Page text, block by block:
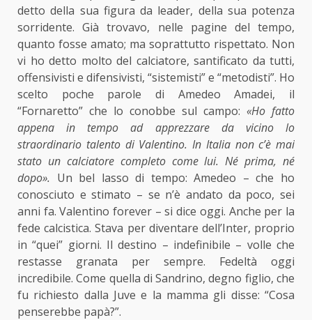
detto della sua figura da leader, della sua potenza
sorridente. Già trovavo, nelle pagine del tempo,
quanto fosse amato; ma soprattutto rispettato. Non
vi ho detto molto del calciatore, santificato da tutti,
offensivisti e difensivisti, “sistemisti” e “metodisti”. Ho
scelto poche parole di Amedeo Amadei, il
“Fornaretto” che lo conobbe sul campo: «Ho fatto
appena in tempo ad apprezzare da vicino lo
straordinario talento di Valentino. In Italia non c’è mai
stato un calciatore completo come lui. Né prima, né
dopo». Un bel lasso di tempo: Amedeo – che ho
conosciuto e stimato – se n’è andato da poco, sei
anni fa. Valentino forever – si dice oggi. Anche per la
fede calcistica. Stava per diventare dell’Inter, proprio
in “quei” giorni. Il destino – indefinibile – volle che
restasse granata per sempre. Fedeltà oggi
incredibile. Come quella di Sandrino, degno figlio, che
fu richiesto dalla Juve e la mamma gli disse: “Cosa
penserebbe papà?”.